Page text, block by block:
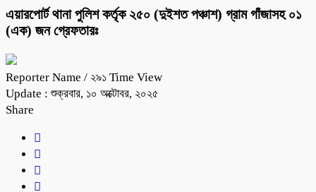
এয়ারপোর্ট থানা পুলিশ কর্তৃক ২৫০ (দুইশত পঞ্চাশ) গ্রাম গাঁজাসহ ০১
(এক) জন গ্রেফতারঃ
Reporter Name / ২৯১ Time View
Update : শুক্রবার, ১০ অক্টোবর, ২০২৫
Share